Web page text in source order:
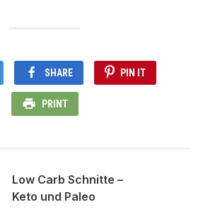
SHARE PIN IT
PRINT
Low Carb Schnitte –
Keto und Paleo